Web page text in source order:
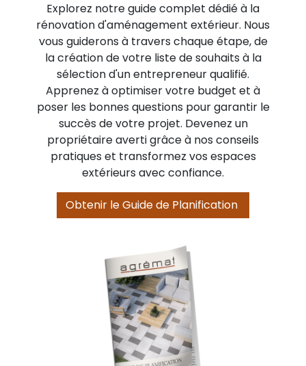
Explorez notre guide complet dédié à la
rénovation d'aménagement extérieur. Nous
vous guiderons à travers chaque étape, de
la création de votre liste de souhaits à la
sélection d'un entrepreneur qualifié.
Apprenez à optimiser votre budget et à
poser les bonnes questions pour garantir le
succès de votre projet. Devenez un
propriétaire averti grâce à nos conseils
pratiques et transformez vos espaces
extérieurs avec confiance.
Obtenir le Guide de Planification